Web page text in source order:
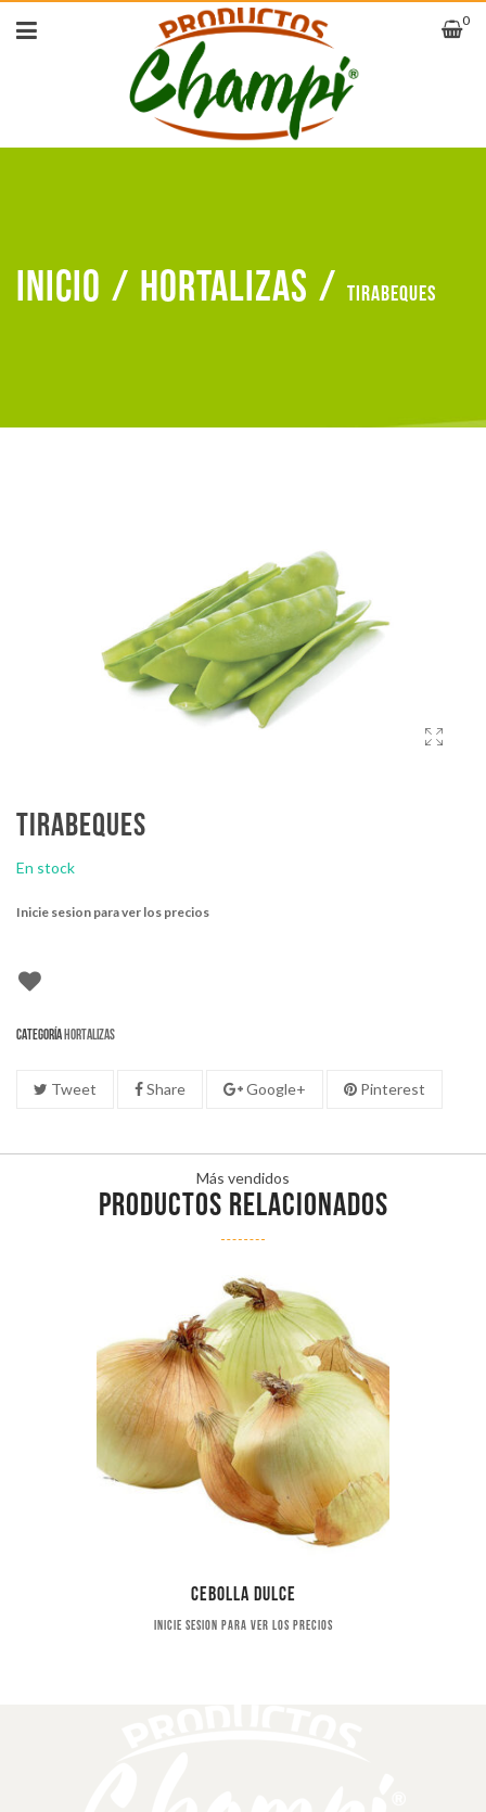
0
Inicio / Hortalizas / Tirabeques
Tirabeques
En stock
Inicie sesion para ver los precios
CategoríaHortalizas
Tweet Share Google+ Pinterest
Más vendidos
PRODUCTOS RELACIONADOS
Cebolla dulce
Inicie sesion para ver los precios